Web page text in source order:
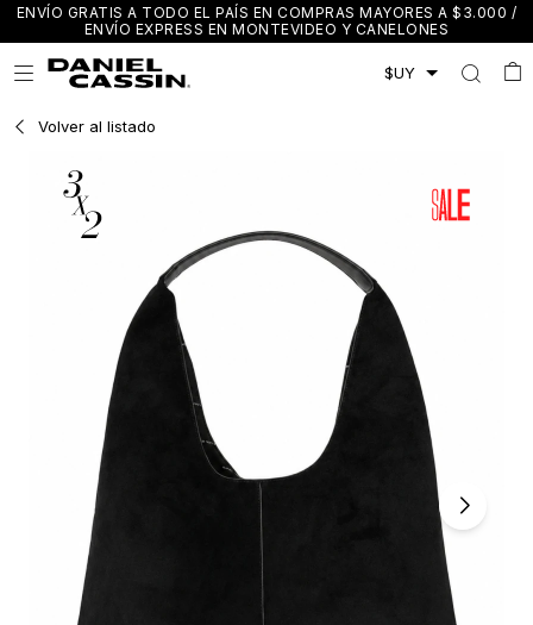
ENVÍO GRATIS A TODO EL PAÍS EN COMPRAS MAYORES A $3.000 /
ENVÍO EXPRESS EN MONTEVIDEO Y CANELONES

Volver al listado